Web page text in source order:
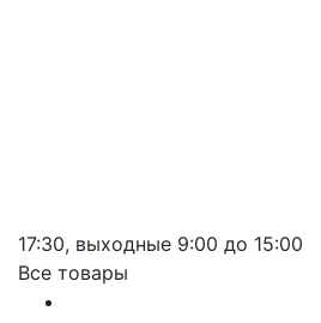
17:30, выходные 9:00 до 15:00
Все товары